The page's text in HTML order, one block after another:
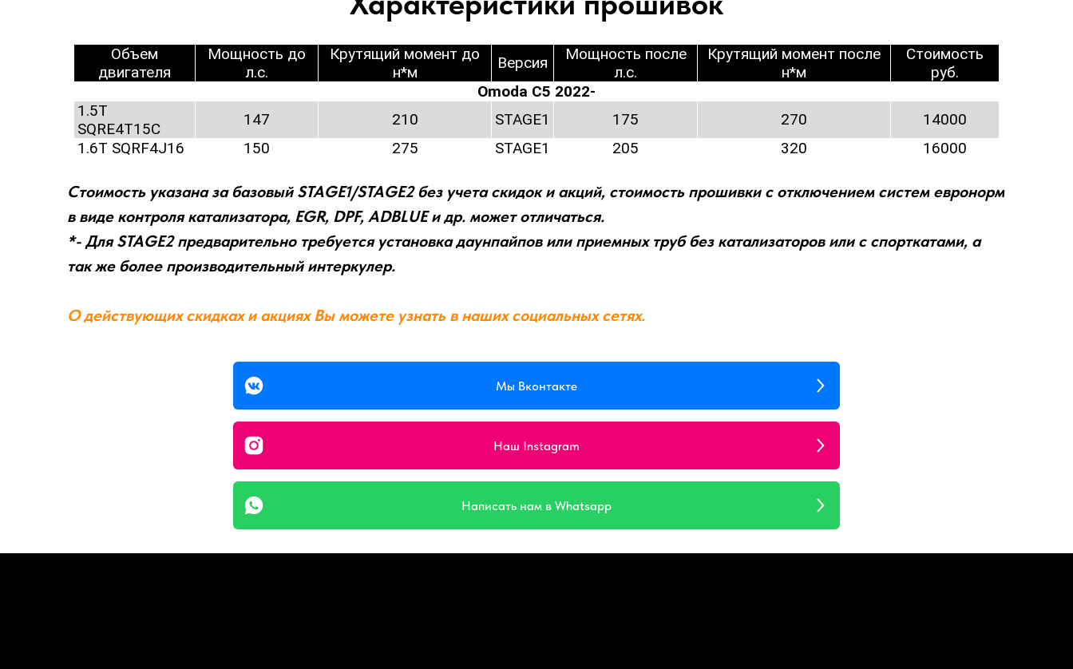
Объем
двигателя
Мощность до
л.с.
Крутящий момент до
н*м
Версия
Мощность после
л.с.
Крутящий момент после
н*м
Стоимость
руб.
Omoda C5 2022-
1.5T
SQRE4T15C
147 210 STAGE1 175 270
14000
1.6T SQRF4J16
150 275 STAGE1 205 320 16000
Стоимость указана за базовый STAGE1/STAGE2 без учета скидок и акций, стоимость прошивки с отключением систем евронорм
в виде контроля катализатора, EGR, DPF, ADBLUE и др. может отличаться.
*- Для STAGE2 предварительно требуется установка даунпайпов или приемных труб без катализаторов или с спорткатами, а
так же более производительный интеркулер.
О действующих скидках и акциях Вы можете узнать в наших социальных сетях.
Мы Вконтакте
Наш Instagram
Написать нам в Whatsapp